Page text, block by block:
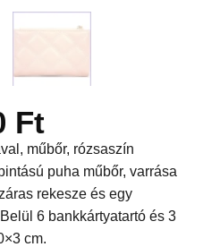
Ft.
FtCurrent
price
is:
4890 Ft.
műbőr, rózsaszín
puha műbőr, varrása
rekesze és egy
6 bankkártyatartó és 3
cm.